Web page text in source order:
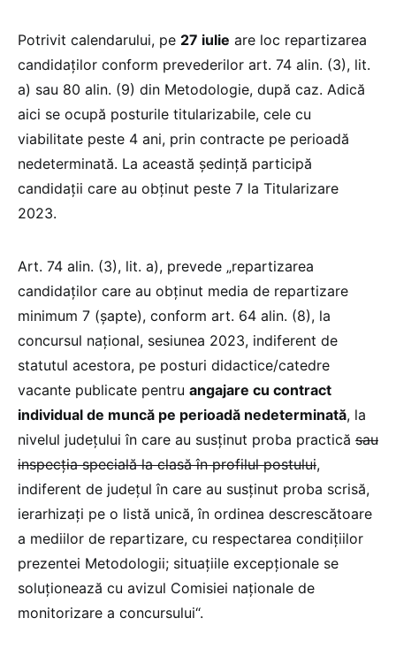
Potrivit calendarului, pe 27 iulie are loc repartizarea
candidaţilor conform prevederilor art. 74 alin. (3), lit.
a) sau 80 alin. (9) din Metodologie, după caz. Adică
aici se ocupă posturile titularizabile, cele cu
viabilitate peste 4 ani, prin contracte pe perioadă
nedeterminată. La această ședință participă
candidații care au obținut peste 7 la Titularizare
2023.
Art. 74 alin. (3), lit. a), prevede „repartizarea
candidaţilor care au obţinut media de repartizare
minimum 7 (şapte), conform art. 64 alin. (8), la
concursul naţional, sesiunea 2023, indiferent de
statutul acestora, pe posturi didactice/catedre
vacante publicate pentru angajare cu contract
individual de muncă pe perioadă nedeterminată, la
nivelul judeţului în care au susţinut proba practică sau
inspecţia specială la clasă în profilul postului,
indiferent de judeţul în care au susţinut proba scrisă,
ierarhizați pe o listă unică, în ordinea descrescătoare
a mediilor de repartizare, cu respectarea condiţiilor
prezentei Metodologii; situaţiile excepţionale se
soluţionează cu avizul Comisiei naţionale de
monitorizare a concursului“.